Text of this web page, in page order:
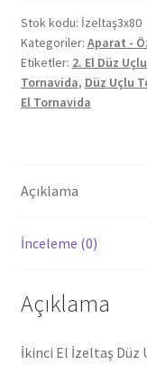
Kırmızı,
3
X
80
Mm
Stok kodu: İzeltaş3x80
Kategoriler: Aparat -
Etiketler: 2. El Düz
Tornavida, Düz Uçlu
El Tornavida
Açıklama
İnceleme (0)
Açıklama
İkinci El İzeltaş Düz